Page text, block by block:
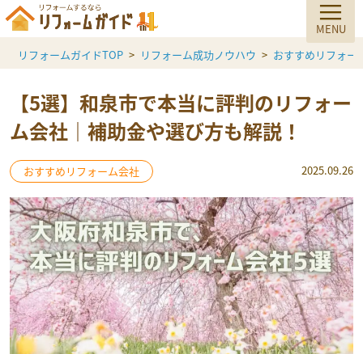
リフォームガイドTOP リフォーム成功ノウハウ おすすめリフォー
【5選】和泉市で本当に評判のリフォー
ム会社｜補助金や選び方も解説！
おすすめリフォーム会社 2025.09.26